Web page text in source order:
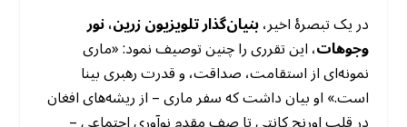
در یک تبصرهٔ اخیر،بنیان‌گذار تلویزیون زرین، نور
وجوهات، این تقرری را چنین توصیف نمود: «ماری
نمونه‌ای از استقامت، صداقت، و قدرت رهبری بینا
است.» او بیان داشت که سفر ماری – از ریشه‌های افغان